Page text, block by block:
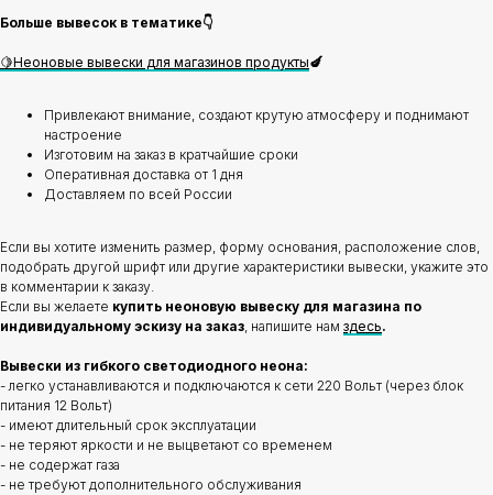
Больше вывесок в тематике👇
🍋Неоновые вывески для магазинов продукты🍆
Привлекают внимание, создают крутую атмосферу и поднимают
настроение
Изготовим на заказ в кратчайшие сроки
Оперативная доставка от 1 дня
Доставляем по всей России
Если вы хотите изменить размер, форму основания, расположение слов,
подобрать другой шрифт или другие характеристики вывески, укажите это
в комментарии к заказу.
Если вы желаете купить неоновую вывеску для магазина по
индивидуальному эскизу на заказ, напишите нам здесь.
Вывески из гибкого светодиодного неона:
- легко устанавливаются и подключаются к сети 220 Вольт (через блок
питания 12 Вольт)
- имеют длительный срок эксплуатации
- не теряют яркости и не выцветают со временем
- не содержат газа
- не требуют дополнительного обслуживания